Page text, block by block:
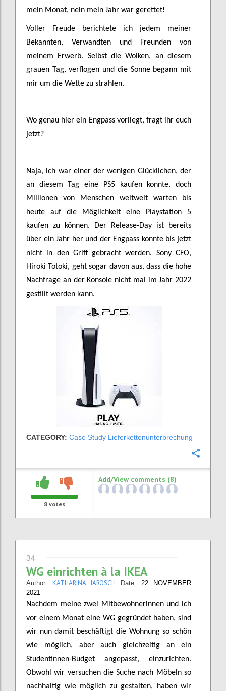
mein Monat, nein mein Jahr war gerettet!
Voller Freude berichtete ich jedem meiner
Bekannten, Verwandten und Freunden von
meinem Erwerb. Selbst die Wolken, an diesem
grauen Tag, verflogen und die Sonne begann mit
mir um die Wette zu strahlen.
Wo genau hier ein Engpass vorliegt, fragt ihr euch
jetzt?
Naja, ich war einer der wenigen Glücklichen, der
an diesem Tag eine PS5 kaufen konnte, doch
Millionen von Menschen weltweit warten bis
heute auf die Möglichkeit eine Playstation 5
kaufen zu können. Der Release-Day ist bereits
über ein Jahr her und der Engpass konnte bis jetzt
nicht in den Griff gebracht werden. Sony CFO,
Hiroki Totoki, geht sogar davon aus, dass die hohe
Nachfrage an der Konsole nicht mal im Jahr 2022
gestillt werden kann.
CATEGORY: Case Study Lieferkettenunterbrechung
8 votes
Add/View comments (8)
34
WG einrichten à la IKEA
Author: KATHARINA JAROSCH Date: 22 NOVEMBER
2021
Nachdem meine zwei Mitbewohnerinnen und ich
vor einem Monat eine WG gegründet haben, sind
wir nun damit beschäftigt die Wohnung so schön
wie möglich, aber auch gleichzeitig an ein
Studentinnen-Budget angepasst, einzurichten.
Obwohl wir versuchen die Suche nach Möbeln so
nachhaltig wie möglich zu gestalten, haben wir